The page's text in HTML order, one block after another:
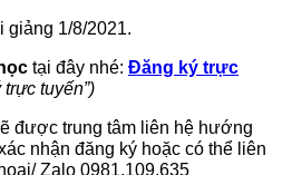
giảng 1/8/2021.
tại đây nhé: Đăng ký trực
tuyến”)
được trung tâm liên hệ hướng
nhận đăng ký hoặc có thể liên
Zalo 0981.109.635